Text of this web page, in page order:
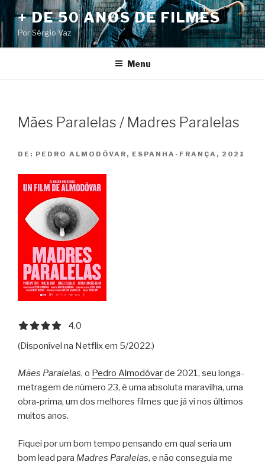
Pular
para
o
conteúdo
+ DE 50 ANOS DE FILMES
Por Sérgio Vaz
Menu
Mães Paralelas / Madres Paralelas
DE: PEDRO ALMODÓVAR, ESPANHA-FRANÇA, 2021
4.0 out of 5.0 stars
4.0
(Disponível na Netflix em 5/2022.)
Mães Paralelas, o Pedro Almodóvarde 2021, seu longa-
metragem de número 23, é uma absoluta maravilha, uma
obra-prima, um dos melhores filmes que já vi nos últimos
muitos anos.
Fiquei por um bom tempo pensando em qual seria um
bom lead para Madres Paralelas, e não conseguia me